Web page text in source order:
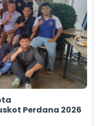
Perdana 2026